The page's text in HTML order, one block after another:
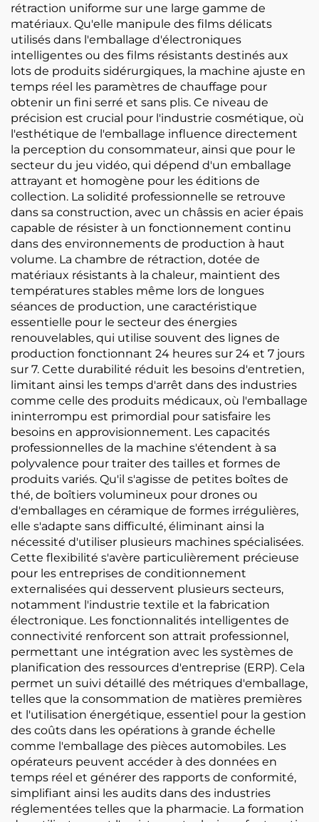
rétraction uniforme sur une large gamme de
matériaux. Qu'elle manipule des films délicats
utilisés dans l'emballage d'électroniques
intelligentes ou des films résistants destinés aux
lots de produits sidérurgiques, la machine ajuste en
temps réel les paramètres de chauffage pour
obtenir un fini serré et sans plis. Ce niveau de
précision est crucial pour l'industrie cosmétique, où
l'esthétique de l'emballage influence directement
la perception du consommateur, ainsi que pour le
secteur du jeu vidéo, qui dépend d'un emballage
attrayant et homogène pour les éditions de
collection. La solidité professionnelle se retrouve
dans sa construction, avec un châssis en acier épais
capable de résister à un fonctionnement continu
dans des environnements de production à haut
volume. La chambre de rétraction, dotée de
matériaux résistants à la chaleur, maintient des
températures stables même lors de longues
séances de production, une caractéristique
essentielle pour le secteur des énergies
renouvelables, qui utilise souvent des lignes de
production fonctionnant 24 heures sur 24 et 7 jours
sur 7. Cette durabilité réduit les besoins d'entretien,
limitant ainsi les temps d'arrêt dans des industries
comme celle des produits médicaux, où l'emballage
ininterrompu est primordial pour satisfaire les
besoins en approvisionnement. Les capacités
professionnelles de la machine s'étendent à sa
polyvalence pour traiter des tailles et formes de
produits variés. Qu'il s'agisse de petites boîtes de
thé, de boîtiers volumineux pour drones ou
d'emballages en céramique de formes irrégulières,
elle s'adapte sans difficulté, éliminant ainsi la
nécessité d'utiliser plusieurs machines spécialisées.
Cette flexibilité s'avère particulièrement précieuse
pour les entreprises de conditionnement
externalisées qui desservent plusieurs secteurs,
notamment l'industrie textile et la fabrication
électronique. Les fonctionnalités intelligentes de
connectivité renforcent son attrait professionnel,
permettant une intégration avec les systèmes de
planification des ressources d'entreprise (ERP). Cela
permet un suivi détaillé des métriques d'emballage,
telles que la consommation de matières premières
et l'utilisation énergétique, essentiel pour la gestion
des coûts dans les opérations à grande échelle
comme l'emballage des pièces automobiles. Les
opérateurs peuvent accéder à des données en
temps réel et générer des rapports de conformité,
simplifiant ainsi les audits dans des industries
réglementées telles que la pharmacie. La formation